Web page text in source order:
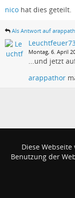
nico hat dies geteilt.
Als Antwort auf
Montag, 6. April
...und jetzt
arappathor
Diese
Benutzung der